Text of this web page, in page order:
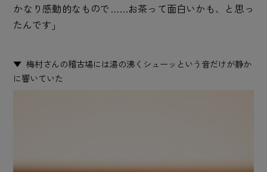
かなり感動的なもので……お茶って面白いかも、と思っ
たんです」
梅村さんの稽古場には湯の沸くシューッという音だけが静か
に響いていた